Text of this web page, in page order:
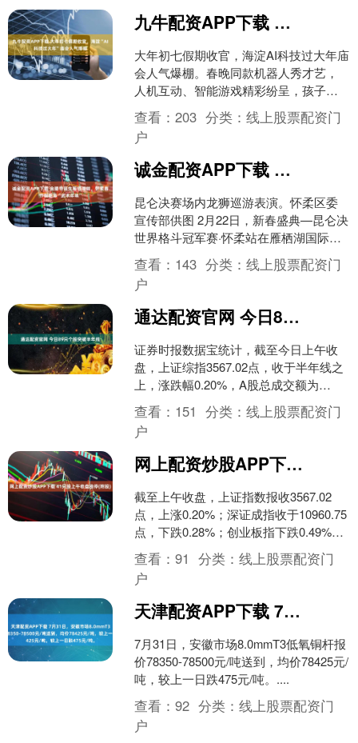
九牛配资APP下载 大年初七假期收官，海淀“AI科技过大年”庙会人气爆棚
大年初七假期收官，海淀AI科技过大年庙
会人气爆棚。春晚同款机器人秀才艺，
人机互动、智能游戏精彩纷呈，孩子们
穿梭其间，尽享科技年味 。 更多热点速
报、权威资讯、深....
查看：203 分类：线上股票配资门
户
诚金配资APP下载 金腰带诞生雁栖湖畔，怀柔春节假期添“武术年味”
昆仑决赛场内龙狮巡游表演。怀柔区委
宣传部供图 2月22日，新春盛典—昆仑决
世界格斗冠军赛·怀柔站在雁栖湖国际会
展中心落幕。国际顶级职业搏击赛事与
文旅资源联动，成....
查看： 143 分类：线上股票配资门
户
通达配资官网 今日89只个股突破半年线
证券时报数据宝统计，截至今日上午收
盘，上证综指3567.02点，收于半年线之
上，涨跌幅0.20%，A股总成交额为
9323.22亿元。到目前为止，今日有89只
A股....
查看： 151 分类：线上股票配资门
户
网上配资炒股APP下载 41只股上午收盘涨停(附股)
截至上午收盘，上证指数报收3567.02
点，上涨0.20%；深证成指收于10960.75
点，下跌0.28%；创业板指下跌0.49%；
科创50指数上涨0.49%。....
查看：91 分类：线上股票配资门
户
天津配资APP下载 7月31日，安徽市场8.0mmT3低氧铜杆报价78350-78500元/吨送到，均价78425元/吨，较上一日跌475元/吨。
7月31日，安徽市场8.0mmT3低氧铜杆报
价78350-78500元/吨送到，均价78425元/
吨，较上一日跌475元/吨。....
查看：92 分类：线上股票配资门
户